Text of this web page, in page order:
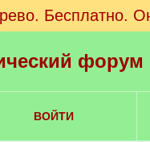
Бесплатно.
ВОЙТИ